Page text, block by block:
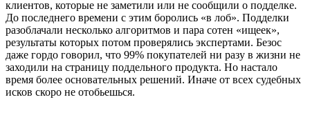
клиентов, которые не заметили или не сообщили о подделке.
До последнего времени с этим боролись «в лоб». Подделки
разоблачали несколько алгоритмов и пара сотен «ищеек»,
результаты которых потом проверялись экспертами. Безос
даже гордо говорил, что 99% покупателей ни разу в жизни не
заходили на страницу поддельного продукта. Но настало
время более основательных решений. Иначе от всех судебных
исков скоро не отобьешься.